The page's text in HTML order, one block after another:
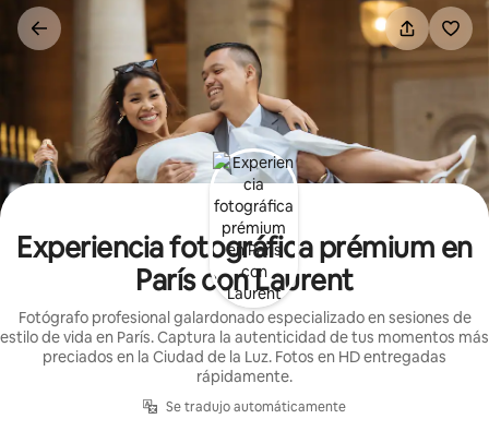
Omite
contenido
Experiencia fotográfica prémium en
París con Laurent
Fotógrafo profesional galardonado especializado en sesiones de
estilo de vida en París. Captura la autenticidad de tus momentos más
preciados en la Ciudad de la Luz. Fotos en HD entregadas
rápidamente.
Se tradujo automáticamente